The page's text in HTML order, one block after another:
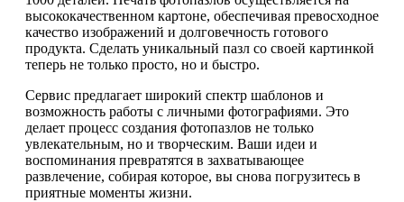
высококачественном картоне, обеспечивая превосходное
качество изображений и долговечность готового
продукта. Сделать уникальный пазл со своей картинкой
теперь не только просто, но и быстро.
Сервис предлагает широкий спектр шаблонов и
возможность работы с личными фотографиями. Это
делает процесс создания фотопазлов не только
увлекательным, но и творческим. Ваши идеи и
воспоминания превратятся в захватывающее
развлечение, собирая которое, вы снова погрузитесь в
приятные моменты жизни.